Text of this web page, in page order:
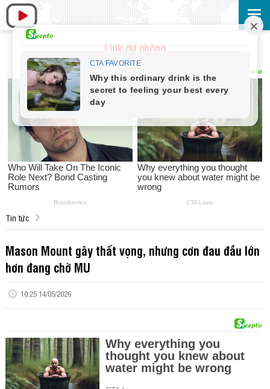
Link dự phòng
Tin tức
Mason Mount gây thất vọng, nhưng cơn đau đầu lớn
hơn đang chờ MU
10:25 14/05/2026